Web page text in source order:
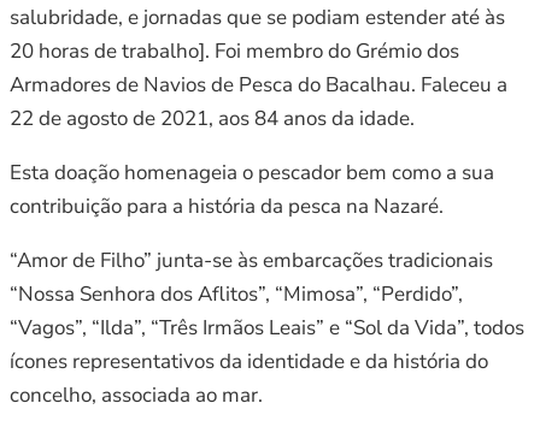
salubridade, e jornadas que se podiam estender até às
20 horas de trabalho]. Foi membro do Grémio dos
Armadores de Navios de Pesca do Bacalhau. Faleceu a
22 de agosto de 2021, aos 84 anos da idade.
Esta doação homenageia o pescador bem como a sua
contribuição para a história da pesca na Nazaré.
“Amor de Filho” junta-se às embarcações tradicionais
“Nossa Senhora dos Aflitos”, “Mimosa”, “Perdido”,
“Vagos”, “Ilda”, “Três Irmãos Leais” e “Sol da Vida”, todos
ícones representativos da identidade e da história do
concelho, associada ao mar.